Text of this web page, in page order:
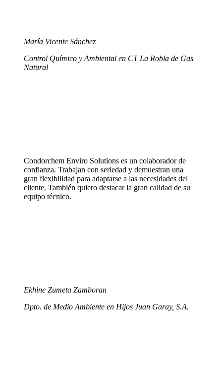
María Vicente Sánchez
Control Químico y Ambiental en CT La Robla de Gas
Natural
Condorchem Enviro Solutions es un colaborador de
confianza. Trabajan con seriedad y demuestran una
gran flexibilidad para adaptarse a las necesidades del
cliente. También quiero destacar la gran calidad de su
equipo técnico.
Ekhine Zumeta Zamboran
Dpto. de Medio Ambiente en Hijos Juan Garay, S.A.